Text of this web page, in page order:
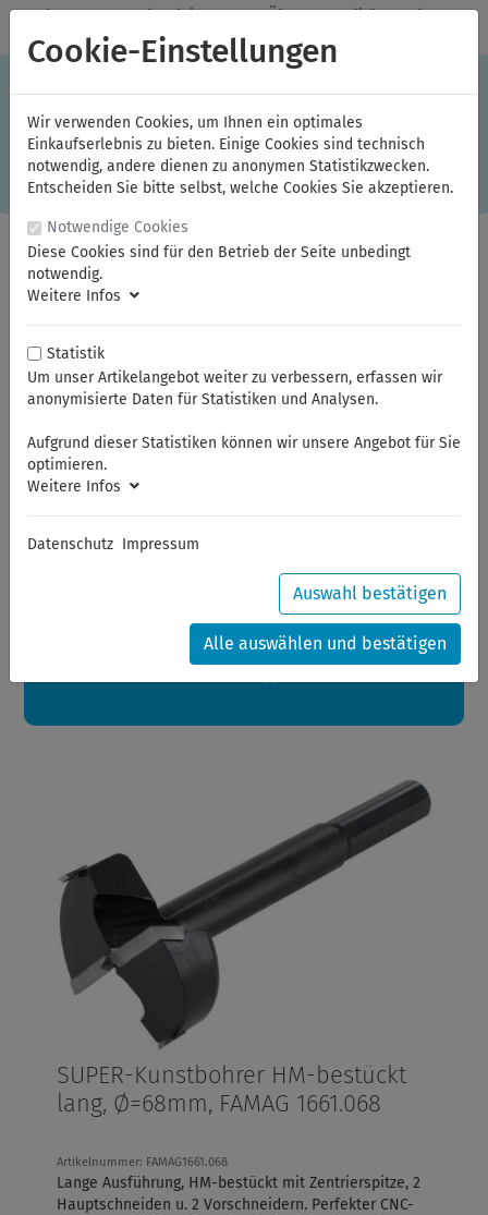
✓Jeden Monat starke Aktionen ✓Über 20 Qualitätsmarken ✓
Kostenlose Lieferung im Inland ab 150,00 Euro Bruttowarenwert
Einkaufserlebnis. Dabei werden beispielsweise die Session-
Informationen oder die Spracheinstellung auf Ihrem Rechner
gespeichert. Ohne Cookies ist der Funktionsumfang des
Online-Shops eingeschränkt. Sind Sie damit nicht
einverstanden, klicken Sie bitte hier.
Sommerferien
Sehr geehrte Kunden,
Ihre Bestellungen in diesem Zeitraum werden ab dem
24.08.2026 verschickt.
Eine schöne Sommerpause
SUPER-Kunstbohrer HM-bestückt
lang, Ø=68mm, FAMAG 1661.068
Artikelnummer: FAMAG1661.068
Lange Ausführung, HM-bestückt mit Zentrierspitze, 2
Hauptschneiden u. 2 Vorschneidern. Perfekter CNC-
Cookie-Einstellungen
Wir verwenden Cookies, um Ihnen ein optimales
Einkaufserlebnis zu bieten. Einige Cookies sind technisch
notwendig, andere dienen zu anonymen Statistikzwecken.
Entscheiden Sie bitte selbst, welche Cookies Sie akzeptieren.
Notwendige Cookies
Diese Cookies sind für den Betrieb der Seite unbedingt
notwendig.
Weitere Infos
Statistik
Um unser Artikelangebot weiter zu verbessern, erfassen wir
anonymisierte Daten für Statistiken und Analysen.
Aufgrund dieser Statistiken können wir unsere Angebot für Sie
optimieren.
Weitere Infos
Datenschutz Impressum
Auswahl bestätigen
Alle auswählen und bestätigen